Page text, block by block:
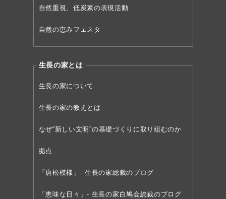
自然重視、低炭素の表現活動
自然の恵みフェスタ
生長の家とは
生長の家について
生長の家の教えとは
なぜ“新しい文明”の基礎づくりに取り組むのか
拠点
「唐松模様」- 生長の家総裁のブログ
「恵味な日々」- 生長の家白鳩会総裁のブログ